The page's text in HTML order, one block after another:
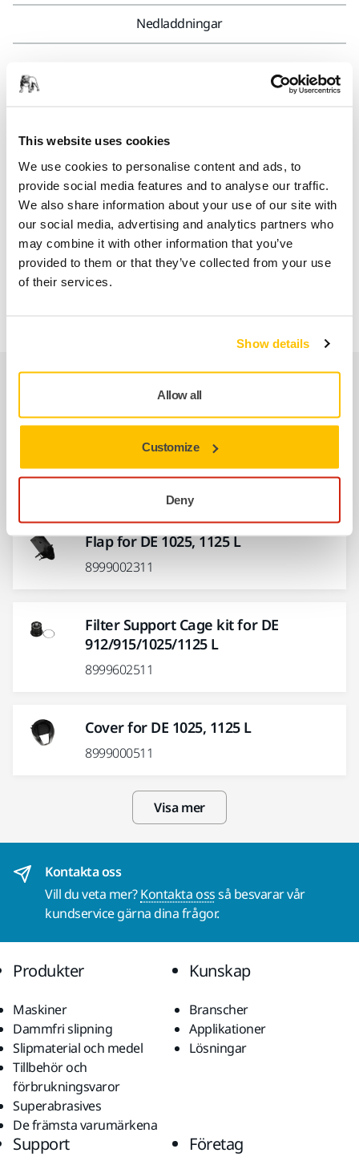
This website uses cookies
We use cookies to personalise content and ads, to
provide social media features and to analyse our traffic.
We also share information about your use of our site with
our social media, advertising and analytics partners who
may combine it with other information that you’ve
provided to them or that they’ve collected from your use
of their services.
Show details
Allow all
Customize
Deny
Nedladdningar
Dammsugaren är lämplig som portabelt dammutsug där
centralutsug saknas, vid tillfälliga arbetsplatser, målnings-
och CEROS. Slang för anslutning av slipkloss eller maskin
beställes separat. Två maskiner kan anslutas med hjälp av
Y-koppling. För autostart av tryckluftsdrivna maskiner krävs
pneumatisk startbox 8999701011, elektriska maskiner
däremot startar dammsugaren automatiskt när den ansluts
via uttaget på maskinen. Dammsugaren kan även
användas för våtsugning. En fleecepåse medföljer. Filtret
rengöres enkelt med en knapp på dammsugaren, s k push
Reservdelar
Torsion Spring 0,9x18x45 för DE
912/915/1025/1125L
8999602211
Flap for DE 1025, 1125 L
8999002311
Filter Support Cage kit for DE
912/915/1025/1125 L
8999602511
Cover for DE 1025, 1125 L
8999000511
Visa mer
Kontakta oss
Vill du veta mer?Kontakta ossså besvarar vår
kundservice gärna dina frågor.
Produkter
Maskiner
Dammfri slipning
Slipmaterial och medel
Tillbehör och
förbrukningsvaror
Superabrasives
De främsta varumärkena
Kunskap
Branscher
Applikationer
Lösningar
Support Företag